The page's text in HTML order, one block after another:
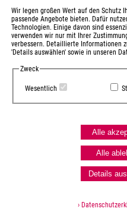
Wir legen großen Wert auf den Schutz
passende Angebote bieten. Dafür
Technologien. Einige davon sind
verwenden wir nur mit Ihrer
verbessern. Detaillierte Informationen
'Details auswählen' sowie in unseren
Zweck
Wesentlich
Alle
Alle
Details
›